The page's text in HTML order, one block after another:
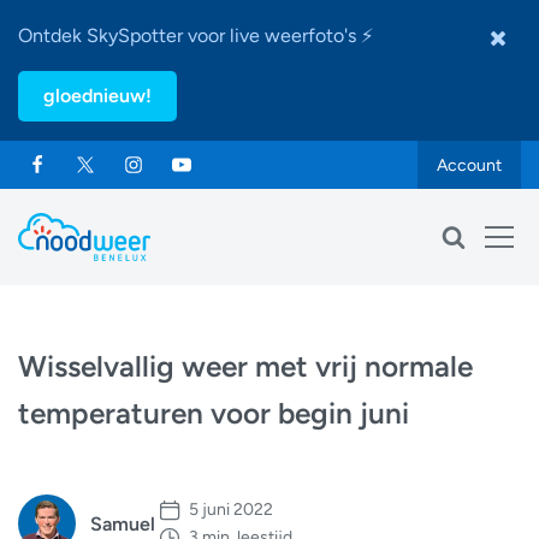
Ontdek SkySpotter voor live weerfoto's ⚡
gloednieuw!
Account
Wisselvallig weer met vrij normale
temperaturen voor begin juni
Samuel
5 juni 2022